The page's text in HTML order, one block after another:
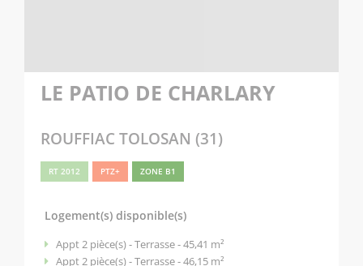
LE PATIO DE CHARLARY
ROUFFIAC TOLOSAN (31)
RT 2012 PTZ+ ZONE B1
Logement(s) disponible(s)
Appt 2 pièce(s) - Terrasse - 45,41 m²
Appt 2 pièce(s) - Terrasse - 46,15 m²